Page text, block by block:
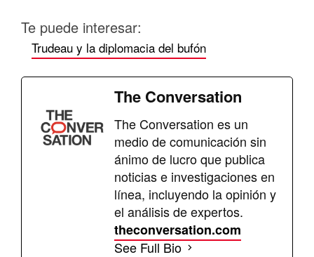
Te puede interesar:
Trudeau y la diplomacia del bufón
The Conversation
The Conversation es un
medio de comunicación sin
ánimo de lucro que publica
noticias e investigaciones en
línea, incluyendo la opinión y
el análisis de expertos.
theconversation.com
See Full Bio